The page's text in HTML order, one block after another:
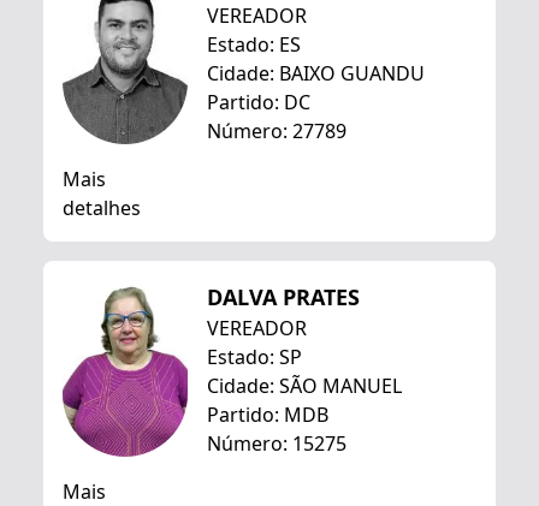
VEREADOR
Estado: ES
Cidade: BAIXO GUANDU
Partido: DC
Número: 27789
Mais
detalhes
DALVA PRATES
VEREADOR
Estado: SP
Cidade: SÃO MANUEL
Partido: MDB
Número: 15275
Mais